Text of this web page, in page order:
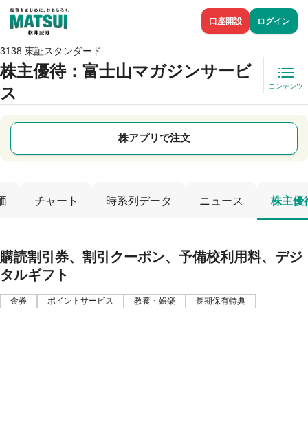
口座開設 ログイン
3138 東証スタンダード
株主優待：富士山マガジンサービ
ス
コンテンツ
株アプリで注文
チャート 時系列データ ニュース 株主優
購読割引券、割引クーポン、予備校利用料、デジ
タルギフト
金券 ポイントサービス 教養・娯楽 長期保有特典